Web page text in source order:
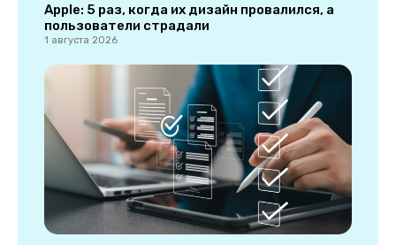
Apple: 5 раз, когда их дизайн провалился, а
пользователи страдали
1 августа 2026